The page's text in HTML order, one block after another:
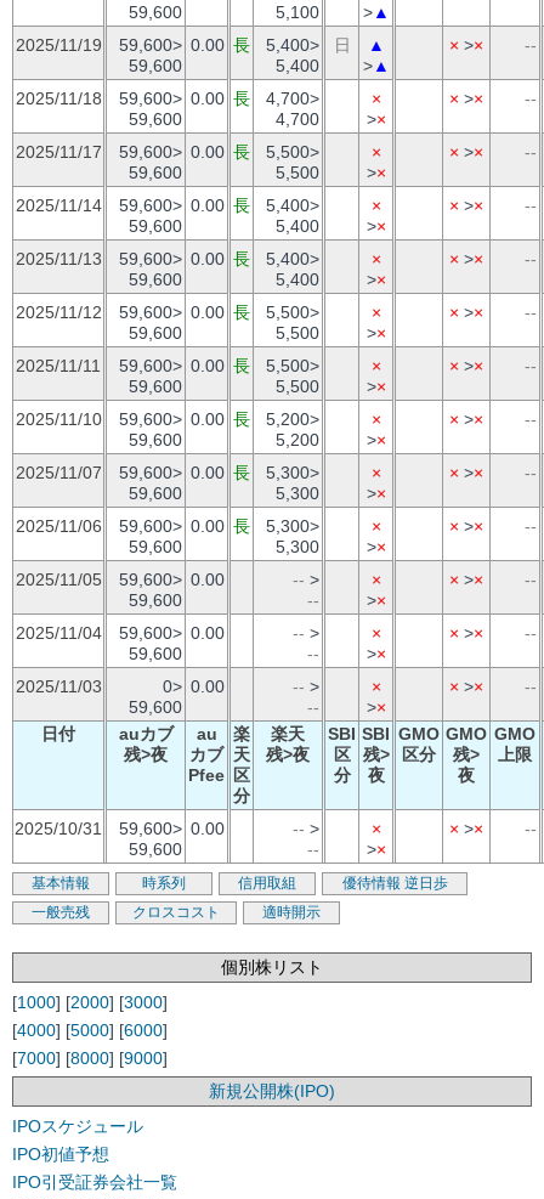
59,600
5,100
>▲
2025/11/19
59,600>
59,600
0.00 長
5,400>
5,400
日
▲
>▲
× >× --
2025/11/18
59,600>
59,600
0.00 長
4,700>
4,700
×
>×
× >× --
2025/11/17
59,600>
59,600
0.00 長
5,500>
5,500
×
>×
× >× --
2025/11/14
59,600>
59,600
0.00 長
5,400>
5,400
×
>×
× >× --
2025/11/13
59,600>
59,600
0.00 長
5,400>
5,400
×
>×
× >× --
2025/11/12
59,600>
59,600
0.00 長
5,500>
5,500
×
>×
× >× --
2025/11/11
59,600>
59,600
0.00 長
5,500>
5,500
×
>×
× >× --
2025/11/10
59,600>
59,600
0.00 長
5,200>
5,200
×
>×
× >× --
2025/11/07
59,600>
59,600
0.00 長
5,300>
5,300
×
>×
× >× --
2025/11/06
59,600>
59,600
0.00 長
5,300>
5,300
×
>×
× >× --
2025/11/05
59,600>
59,600
0.00 -- >
--
×
>×
× >× --
2025/11/04
59,600>
59,600
0.00 -- >
--
×
>×
× >× --
2025/11/03
0>
59,600
0.00 -- >
--
×
>×
× >× --
日付
auカブ
残>夜
au
カブ
Pfee
楽
天
区
分
楽天
残>夜
SBI
区
分
SBI
残>
夜
GMO
区分
GMO
残>
夜
GMO
上限
2025/10/31
59,600>
59,600
0.00 -- >
--
×
>×
× >× --
基本情報 時系列 信用取組 優待情報 逆日歩
一般売残
クロスコスト 適時開示
個別株リスト
[1000] [2000] [3000]
[4000] [5000] [6000]
[7000] [8000] [9000]
新規公開株(IPO)
IPOスケジュール
IPO初値予想
IPO引受証券会社一覧